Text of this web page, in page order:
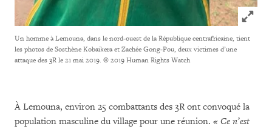
Click to
Un homme à Lemouna, dans le nord-ouest de la République centrafricaine, tient
les photos de Sosthène Kobaikera et Zachée Gong-Pou, deux victimes d’une
attaque des 3R le 21 mai 2019. © 2019 Human Rights Watch
À Lemouna, environ 25 combattants des 3R ont convoqué la
population masculine du village pour une réunion. « Ce n’est